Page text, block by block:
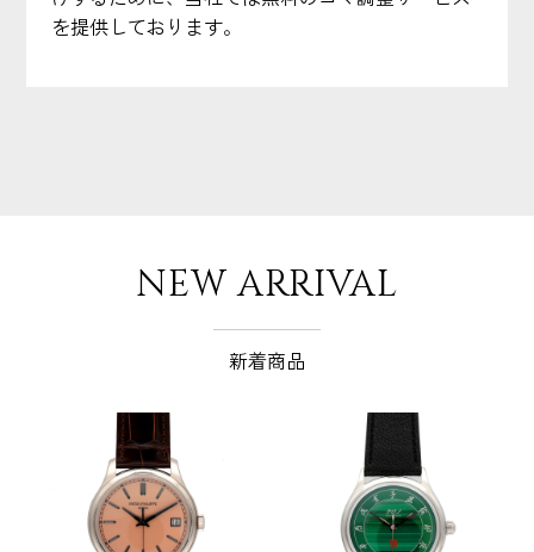
を提供しております。
NEW ARRIVAL
新着商品